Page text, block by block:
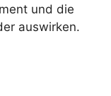
und die
auswirken.